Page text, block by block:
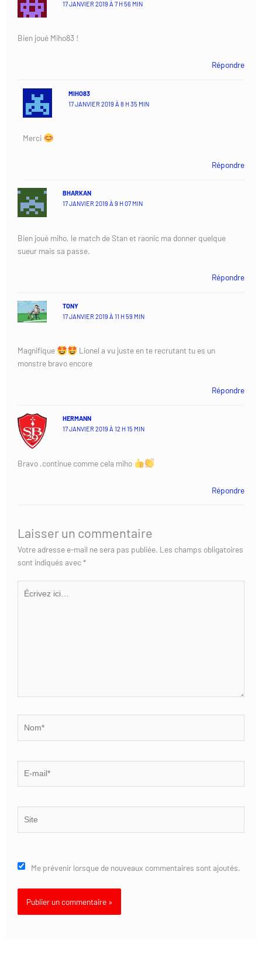
17 JANVIER 2019 À 7 H 56 MIN
Bien joué Miho83 !
Répondre
MIHO83
17 JANVIER 2019 À 8 H 35 MIN
Merci
Répondre
BHARKAN
17 JANVIER 2019 À 9 H 07 MIN
Bien joué miho, le match de Stan et raonic ma donner quelque
sueur mais sa passe.
Répondre
TONY
17 JANVIER 2019 À 11 H 59 MIN
Magnifique
Lionel a vu juste en te recrutant tu es un
monstre bravo encore
Répondre
HERMANN
17 JANVIER 2019 À 12 H 15 MIN
Bravo .continue comme cela miho
Répondre
Laisser un commentaire
Votre adresse e-mail ne sera pas publiée. Les champs obligatoires
sont indiqués avec*
Écrivez
ici…
mail*
Me prévenir lorsque de nouveaux commentaires sont ajoutés.